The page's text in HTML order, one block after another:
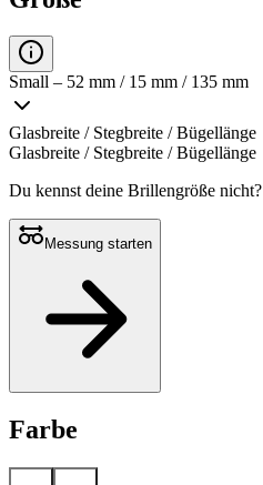
Small – 52 mm / 15 mm / 135 mm
Glasbreite / Stegbreite / Bügellänge
Glasbreite / Stegbreite / Bügellänge
Du kennst deine Brillengröße nicht?
Messung starten
Farbe